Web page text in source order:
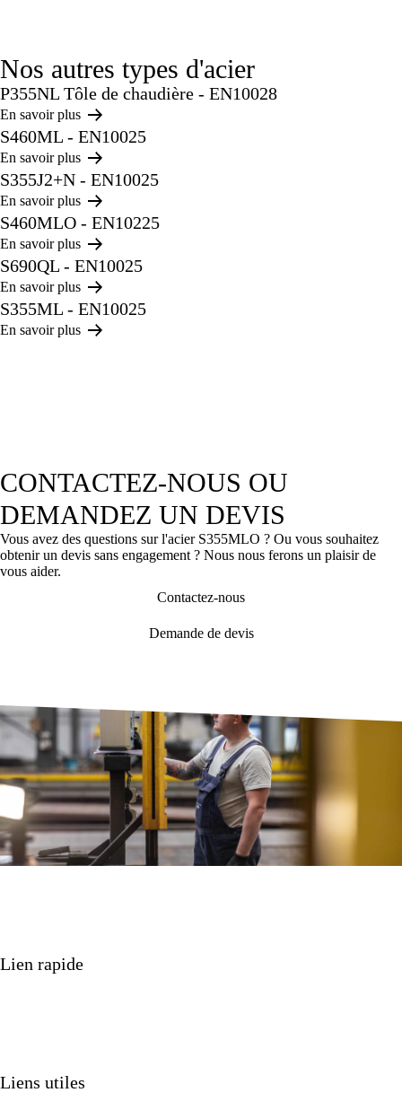
Nos autres types d'acier
P355NL Tôle de chaudière - EN10028
En savoir plus
S460ML - EN10025
En savoir plus
S355J2+N - EN10025
En savoir plus
S460MLO - EN10225
En savoir plus
S690QL - EN10025
En savoir plus
S355ML - EN10025
En savoir plus
CONTACTEZ-NOUS OU
DEMANDEZ UN DEVIS
Vous avez des questions sur l'acier S355MLO ? Ou vous souhaitez
obtenir un devis sans engagement ? Nous nous ferons un plaisir de
vous aider.
Contactez-nous
Demande de devis
Lien rapide
Liens utiles